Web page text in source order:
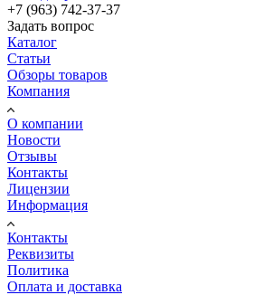
+7 (963) 742-37-37
Задать вопрос
Каталог
Статьи
Обзоры товаров
Компания
О компании
Новости
Отзывы
Контакты
Лицензии
Информация
Контакты
Реквизиты
Политика
Оплата и доставка